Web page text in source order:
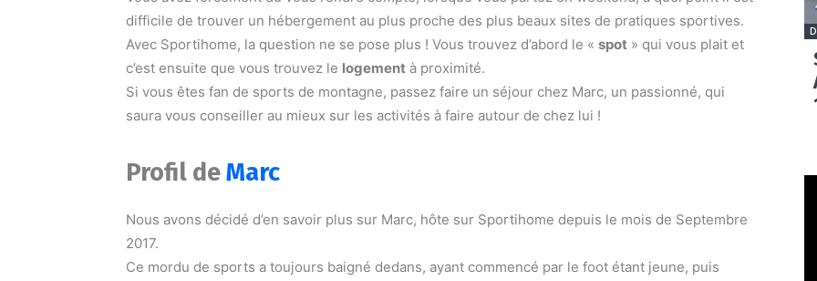
difficile de trouver un hébergement au plus proche des plus beaux sites de pratiques sportives.
Avec Sportihome, la question ne se pose plus ! Vous trouvez d’abord le « spot » qui vous plait et
c’est ensuite que vous trouvez le logement à proximité.
Si vous êtes fan de sports de montagne, passez faire un séjour chez Marc, un passionné, qui
saura vous conseiller au mieux sur les activités à faire autour de chez lui !
Profil deMarc
Nous avons décidé d’en savoir plus sur Marc, hôte sur Sportihome depuis le mois de Septembre
2017.
Ce mordu de sports a toujours baigné dedans, ayant commencé par le foot étant jeune, puis